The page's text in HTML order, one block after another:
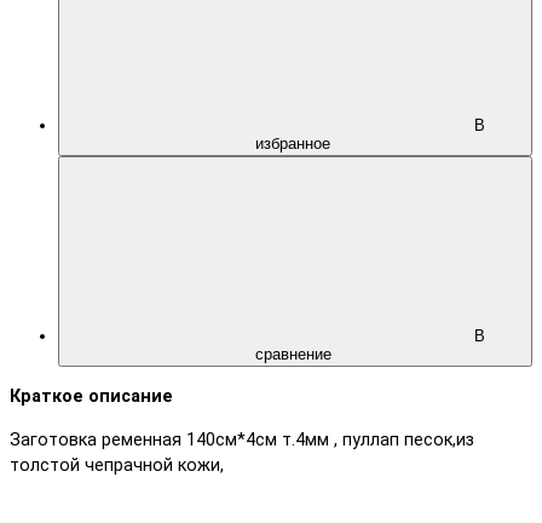
В
избранное
В
сравнение
Краткое описание
Заготовка ременная 140см*4см т.4мм , пуллап песок,из
толстой чепрачной кожи,